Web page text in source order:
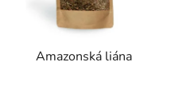
Amazonská liána